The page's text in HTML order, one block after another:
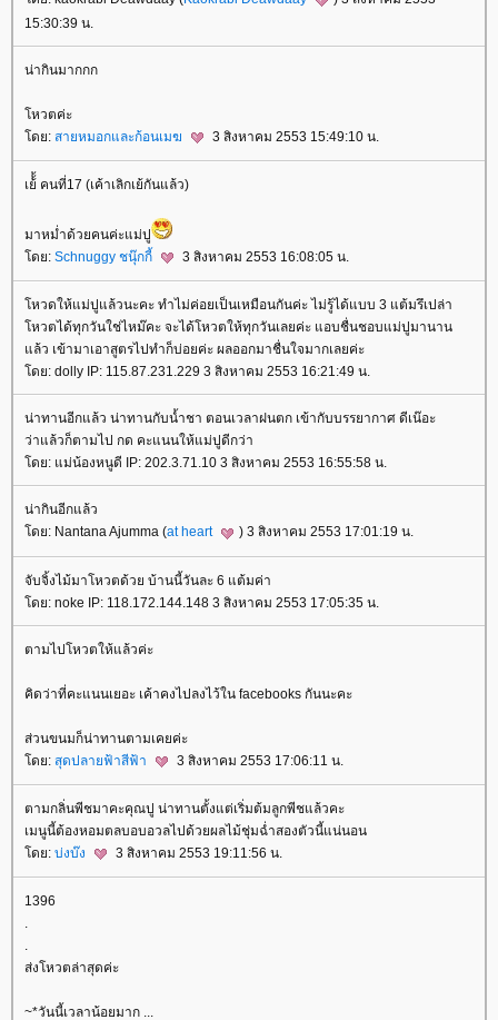
15:30:39 น.
น่ากินมากกก
หวตค่ะ
ดย: สายหมอกและก้อนเมฆ 3 สิงหาคม 2553 15:49:10 น.
เย้้้ คนที่17 (เค้าเลิกเย้กันแล้ว)
มาหม่ำด้วยคนค่ะแม่ปู
ดย: Schnuggy ชนุ๊กกี้ 3 สิงหาคม 2553 16:08:05 น.
หวดให้แม่ปูแล้วนะคะ ทำไม่ค่อยเป็นเหมือนกันค่ะ ไม่รู้ได้แบบ 3 แต้มรึเปล่า
หวตได้ทุกวันใช่ไหม๊คะ จะได้โหวตให้ทุกวันเลยค่ะ แอบชื่นชอบแม่ปูมานาน
ล้ว เข้ามาเอาสูตรไปทำก็บ่อยค่ะ ผลออกมาชื่นใจมากเลยค่ะ
ดย: dolly IP: 115.87.231.229 3 สิงหาคม 2553 16:21:49 น.
น่าทานอีกแล้ว น่าทานกับน้ำชา ตอนเวลาฝนตก เข้ากับบรรยากาศ ดีเน๊อะ
ว่าแล้วก็ตามไป กด คะแนนให้แม่ปูดีกว่า
ดย: แม่น้องหนูดี IP: 202.3.71.10 3 สิงหาคม 2553 16:55:58 น.
น่ากินอีกแล้ว
ดย: Nantana Ajumma (at heart ) 3 สิงหาคม 2553 17:01:19 น.
จับจิ้งไม้มาโหวตด้วย บ้านนี้วันละ 6 แต้มค่า
ดย: noke IP: 118.172.144.148 3 สิงหาคม 2553 17:05:35 น.
ตามไปโหวตให้แล้วค่ะ
คิดว่าที่คะแนนเยอะ เค้าคงไปลงไว้ใน facebooks กันนะคะ
ส่วนขนมก็น่าทานตามเคยค่ะ
ดย: สุดปลายฟ้าสีฟ้า 3 สิงหาคม 2553 17:06:11 น.
ตามกลิ่นพีชมาคะคุณปู น่าทานตั้งแต่เริ่มต้มลูกพีชแล้วคะ
เมนูนี้ต้องหอมตลบอบอวลไปด้วยผลไม้ชุ่มฉ่ำสองตัวนี้แน่นอน
ดย: บ่งบ๊ง 3 สิงหาคม 2553 19:11:56 น.
1396
.
.
ส่งโหวตล่าสุดค่ะ
~*วันนี้เวลาน้อยมาก ...